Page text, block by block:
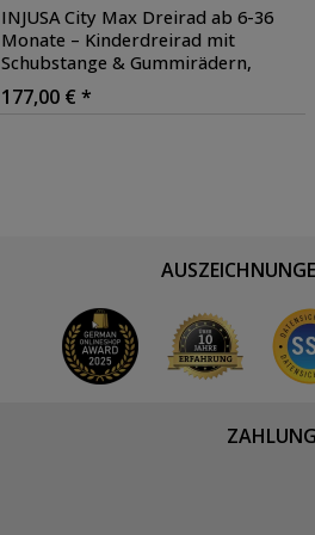
INJUSA City Max Dreirad ab 6-36
Monate – Kinderdreirad mit
Schubstange & Gummirädern,
Farbe: weiß
177,00 € *